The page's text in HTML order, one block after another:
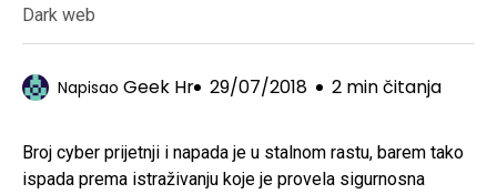
Dark web
Napisao Geek Hr 29/07/2018 2 min čitanja
Broj cyber prijetnji i napada je u stalnom rastu, barem tako
ispada prema istraživanju koje je provela sigurnosna